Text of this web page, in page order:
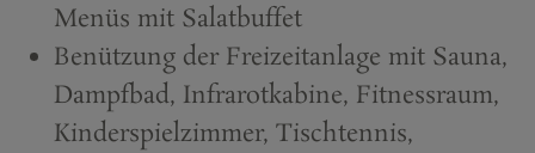
Menüs mit Salatbuffet
Benützung der Freizeitanlage mit Sauna,
Dampfbad, Infrarotkabine, Fitnessraum,
Kinderspielzimmer, Tischtennis,